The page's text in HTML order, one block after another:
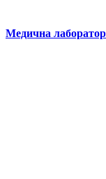
Медична